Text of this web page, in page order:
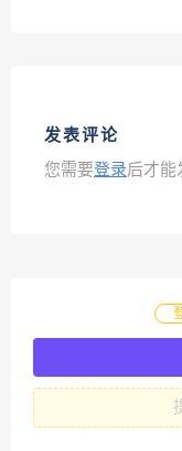
发表评论
您需要登录后才能